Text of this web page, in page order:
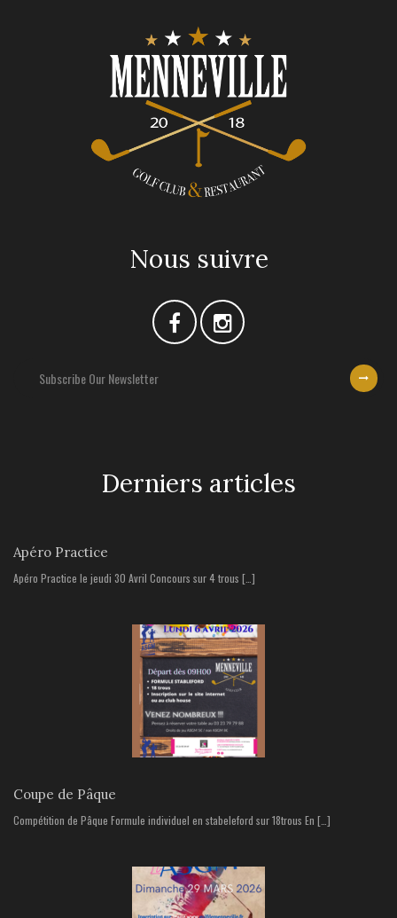
Nous suivre
Derniers articles
Apéro Practice
Apéro Practice le jeudi 30 Avril Concours sur 4 trous […]
Coupe de Pâque
Compétition de Pâque Formule individuel en stabeleford sur 18trous En […]